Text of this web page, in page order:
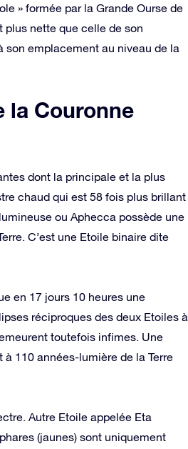
» formée par la Grande Ourse de
plus nette que celle de son
son emplacement au niveau de la
la Couronne
dont la principale et la plus
chaud qui est 58 fois plus brillant
ou Aphecca possède une
C’est une Etoile binaire dite
en 17 jours 10 heures une
réciproques des deux Etoiles à
toutefois infimes. Une
110 années-lumière de la Terre
Autre Etoile appelée Eta
(jaunes) sont uniquement